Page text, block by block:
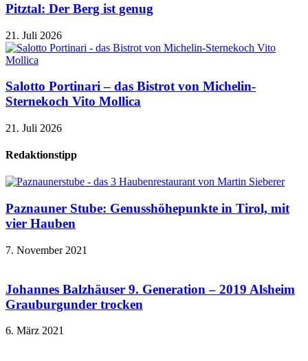
Pitztal: Der Berg ist genug
21. Juli 2026
Salotto Portinari – das Bistrot von Michelin-
Sternekoch Vito Mollica
21. Juli 2026
Redaktionstipp
Paznauner Stube: Genusshöhepunkte in Tirol, mit
vier Hauben
7. November 2021
Johannes Balzhäuser 9. Generation – 2019 Alsheim
Grauburgunder trocken
6. März 2021